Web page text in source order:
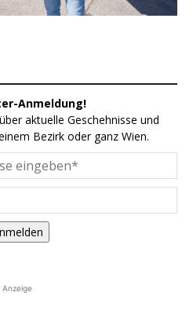
Anmeldung!
aktuelle Geschehnisse und
Bezirk oder ganz Wien.
Anzeige